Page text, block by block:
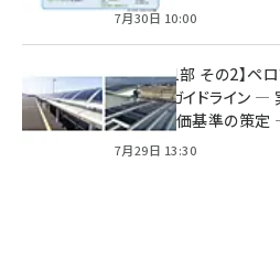
7月30日 10:00
特集【第1部 その2】ペ
る2つのガイドライン ―
方針と評価基準の策定
7月29日 13:30